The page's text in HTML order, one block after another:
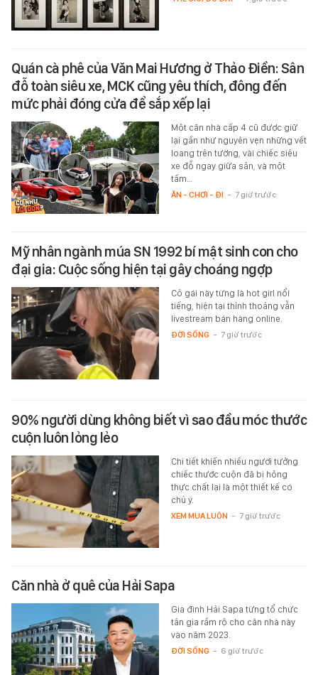
Quán cà phê của Văn Mai Hương ở Thảo Điền: Sân
đỗ toàn siêu xe, MCK cũng yêu thích, đông đến
mức phải đóng cửa để sắp xếp lại
Một căn nhà cấp 4 cũ được giữ
lại gần như nguyên vẹn những vết
loang trên tường, vài chiếc siêu
xe đỗ ngay giữa sân, và một
tấm…
ĂN - CHƠI - ĐI - 7 giờ trước
Mỹ nhân ngành múa SN 1992 bí mật sinh con cho
đại gia: Cuộc sống hiện tại gây choáng ngợp
Cô gái này từng là hot girl nổi
tiếng, hiện tại thỉnh thoảng vẫn
livestream bán hàng online.
ĐỜI SỐNG - 7 giờ trước
90% người dùng không biết vì sao đầu móc thước
cuộn luôn lỏng lẻo
Chi tiết khiến nhiều người tưởng
chiếc thước cuộn đã bị hỏng
thực chất lại là một thiết kế có
chủ ý.
XEM MUA LUÔN - 7 giờ trước
Căn nhà ở quê của Hải Sapa
Gia đình Hải Sapa từng tổ chức
tân gia rầm rộ cho căn nhà này
vào năm 2023.
ĐỜI SỐNG - 6 giờ trước